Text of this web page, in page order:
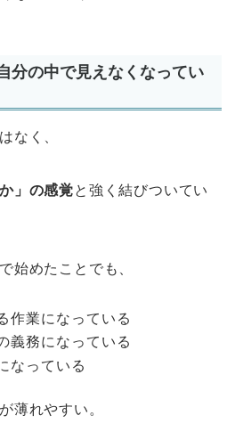
分の中で見えなくなってい
なく、
」の感覚と強く結びついてい
始めたことでも、
作業になっている
義務になっている
なっている
薄れやすい。